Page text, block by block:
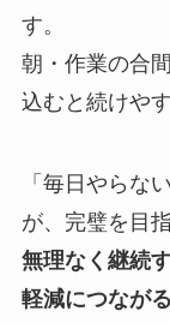
す。
朝・作業の合
込むと続けや
「毎日やらな
が、完璧を目
無理なく継続
軽減につなが